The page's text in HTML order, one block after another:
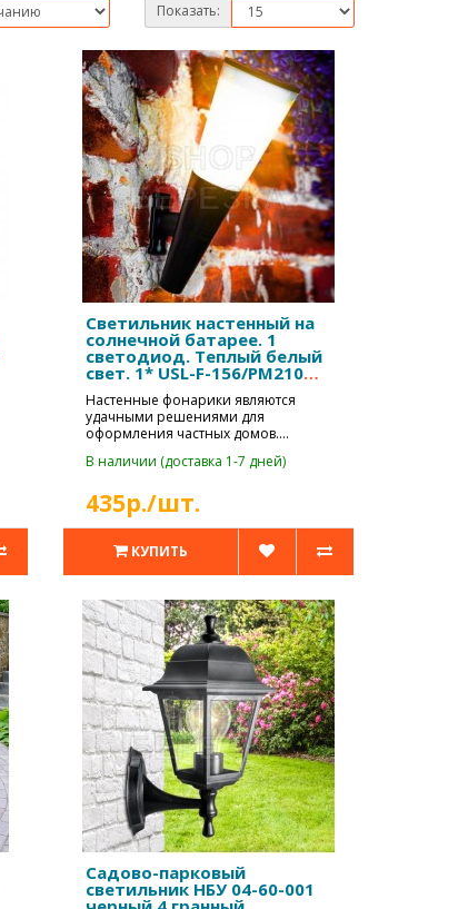
Показать:
Cветильник настенный на
солнечной батарее. 1
светодиод. Теплый белый
свет. 1* USL-F-156/PM210
MADRID
Настенные фонарики являются
удачными решениями для
оформления частных домов.
В наличии (доставка 1-7 дней)
435р./шт.
КУПИТЬ
Садово-парковый
светильник НБУ 04-60-001